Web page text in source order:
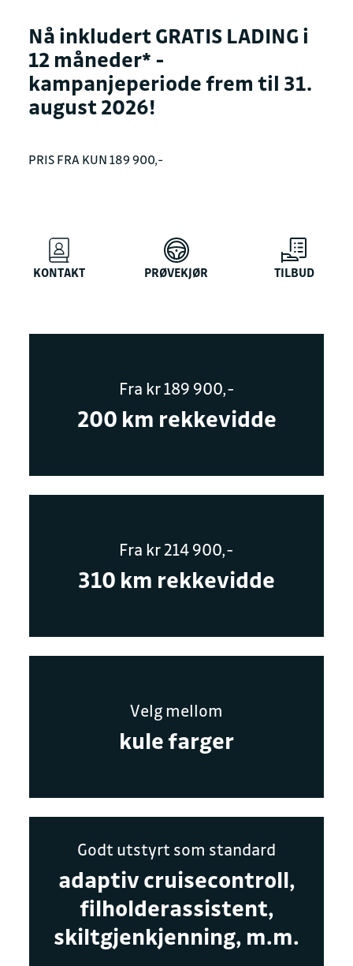
Nå inkludert GRATIS LADING i
12 måneder* -
kampanjeperiode frem til 31.
august 2026!
PRIS FRA KUN 189 900,-
KONTAKT PRØVEKJØR TILBUD
Fra kr 189 900,-
200 km rekkevidde
Fra kr 214 900,-
310 km rekkevidde
Velg mellom
kule farger
Godt utstyrt som standard
adaptiv cruisecontroll,
filholderassistent,
skiltgjenkjenning, m.m.